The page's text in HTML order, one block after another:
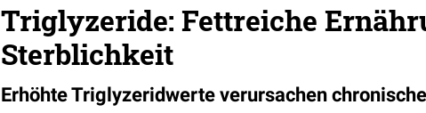
Triglyzeride: Fettreiche
Sterblichkeit
Erhöhte Triglyzeridwerte verursachen